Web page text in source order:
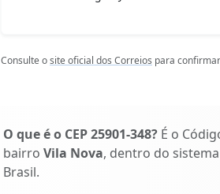
Consulte osite oficial dos Correios para
O que é o CEP 25901-348? É o
bairro Vila Nova, dentro do
Brasil.